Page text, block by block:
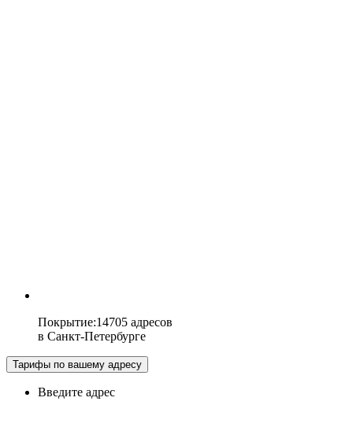
Покрытие:14705 адресов
в Санкт-Петербурге
Тарифы по вашему адресу
Введите адрес